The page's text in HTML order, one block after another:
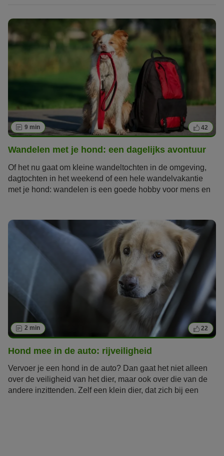
9 min 42
Wandelen met je hond: een dagelijks avontuur
Of het nu gaat om kleine wandeltochten in de omgeving,
dagtochten in het weekend of een hele wandelvakantie
met je hond: wandelen is een goede hobby voor mens en
2 min 22
Hond mee in de auto: rijveiligheid
Vervoer je een hond in de auto? Dan gaat het niet alleen
over de veiligheid van het dier, maar ook over die van de
andere inzittenden. Zelf een klein dier, dat zich bij een